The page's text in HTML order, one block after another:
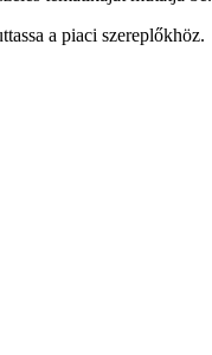
a piaci szereplőkhöz.